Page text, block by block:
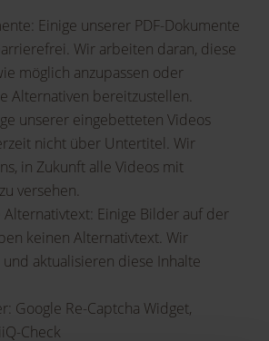
Einige unserer PDF-Dokumente
Wir arbeiten daran, diese
möglich anzupassen oder
Alternativen bereitzustellen.
unserer eingebetteten Videos
nicht über Untertitel. Wir
in Zukunft alle Videos mit
versehen.
Alternativtext: Einige Bilder auf der
keinen Alternativtext. Wir
aktualisieren diese Inhalte
Google Re-Captcha Widget,
Check